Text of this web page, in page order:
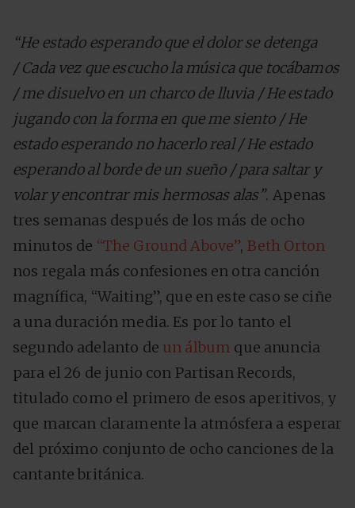
“He estado esperando que el dolor se detenga
/Cada vez que escucho la música que tocábamos
/me disuelvo en un charco de lluvia / He estado
jugando con la forma en que me siento / He
estado esperando no hacerlo real / He estado
esperando al borde de un sueño /para saltar y
volar y encontrar mis hermosas alas”. Apenas
tres semanas después de los más de ocho
minutos de “The Ground Above”, Beth Orton
nos regala más confesiones en otra canción
magnífica, “Waiting”, que en este caso se ciñe
a una duración media. Es por lo tanto el
segundo adelanto de un álbum que anuncia
para el 26 de junio con Partisan Records,
titulado como el primero de esos aperitivos, y
que marcan claramente la atmósfera a esperar
del próximo conjunto de ocho canciones de la
cantante británica.